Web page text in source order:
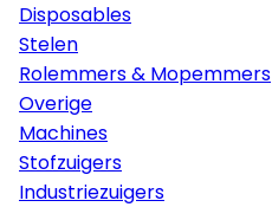
Disposables
Stelen
Rolemmers & Mopemmers
Overige
Machines
Stofzuigers
Industriezuigers